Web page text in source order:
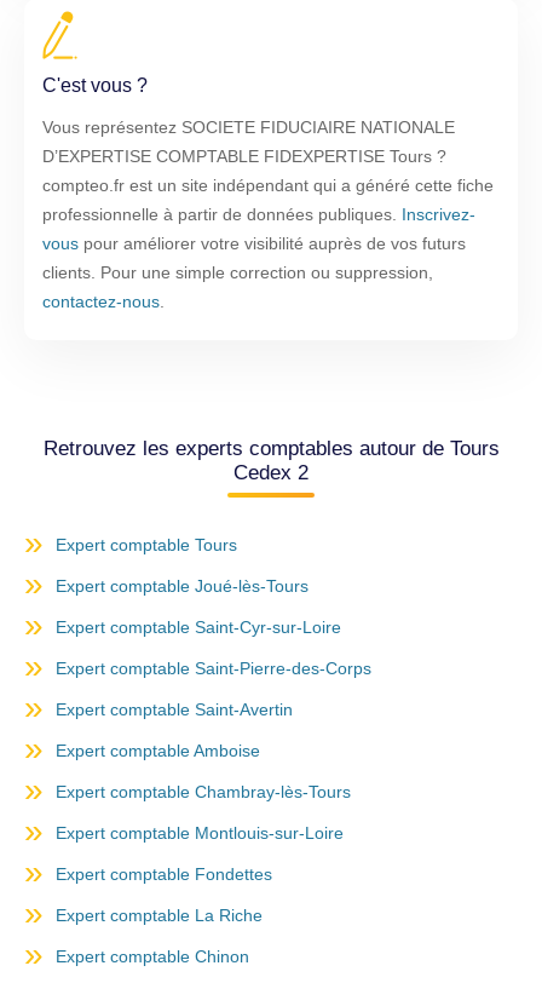
C'est vous ?
Vous représentez SOCIETE FIDUCIAIRE NATIONALE
D’EXPERTISE COMPTABLE FIDEXPERTISE Tours ?
compteo.fr est un site indépendant qui a généré cette fiche
professionnelle à partir de données publiques. Inscrivez-
vous pour améliorer votre visibilité auprès de vos futurs
clients. Pour une simple correction ou suppression,
contactez-nous
Retrouvez les experts comptables autour de Tours
Cedex 2
Expert comptable Tours
Expert comptable Joué-lès-Tours
Expert comptable Saint-Cyr-sur-Loire
Expert comptable Saint-Pierre-des-Corps
Expert comptable Saint-Avertin
Expert comptable Amboise
Expert comptable Chambray-lès-Tours
Expert comptable Montlouis-sur-Loire
Expert comptable Fondettes
Expert comptable La Riche
Expert comptable Chinon